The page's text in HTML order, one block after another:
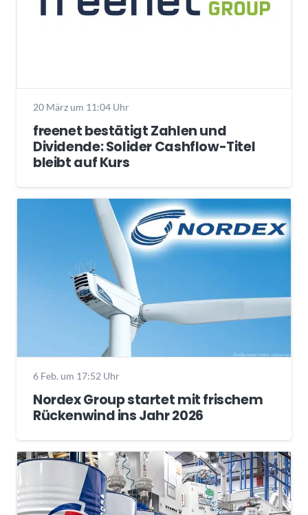
20 März um 11:04 Uhr
freenet bestätigt Zahlen und
Dividende: Solider Cashflow-Titel
bleibt auf Kurs
6 Feb. um 17:52 Uhr
Nordex Group startet mit frischem
Rückenwind ins Jahr 2026